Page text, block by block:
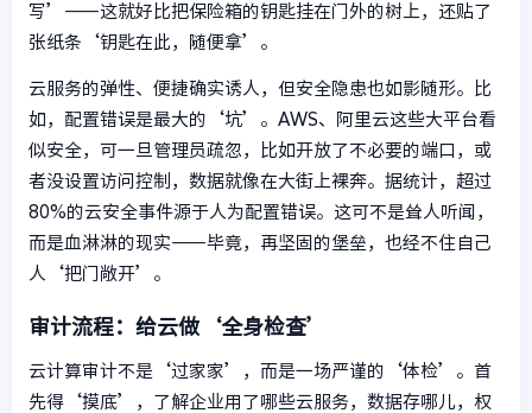
写’——这就好比把保险箱的钥匙挂在门外的树上，还贴了
张纸条‘钥匙在此，随便拿’。
云服务的弹性、便捷确实诱人，但安全隐患也如影随形。比
如，配置错误是最大的‘坑’。AWS、阿里云这些大平台看
似安全，可一旦管理员疏忽，比如开放了不必要的端口，或
者没设置访问控制，数据就像在大街上裸奔。据统计，超过
80%的云安全事件源于人为配置错误。这可不是耸人听闻，
而是血淋淋的现实——毕竟，再坚固的堡垒，也经不住自己
人‘把门敞开’。
审计流程：给云做‘全身检查’
云计算审计不是‘过家家’，而是一场严谨的‘体检’。首
先得‘摸底’，了解企业用了哪些云服务，数据存哪儿，权